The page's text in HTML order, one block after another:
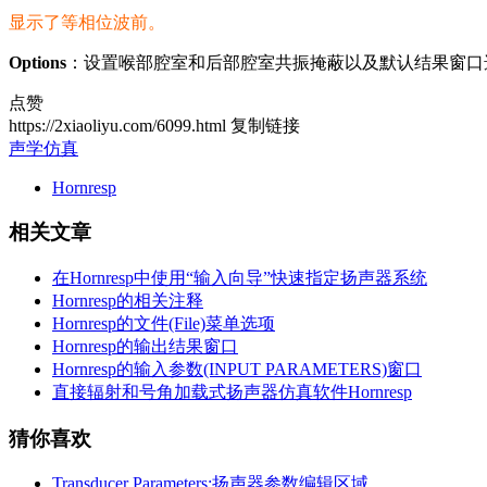
显示了等相位波前。
Options ：设置喉部腔室和后部腔室共振掩蔽以及默认结果窗
点赞
https://2xiaoliyu.com/6099.html 复制链接
声学仿真
Hornresp
相关文章
在Hornresp中使用“输入向导”快速指定扬声器系统
Hornresp的相关注释
Hornresp的文件(File)菜单选项
Hornresp的输出结果窗口
Hornresp的输入参数(INPUT PARAMETERS)窗口
直接辐射和号角加载式扬声器仿真软件Hornresp
猜你喜欢